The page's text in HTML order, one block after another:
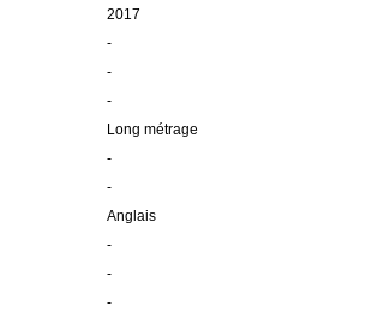
2017
-
-
-
Long métrage
-
-
Anglais
-
-
-